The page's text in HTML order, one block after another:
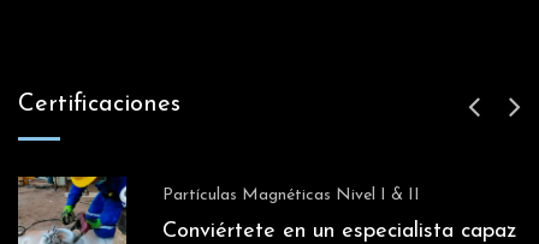
Certificaciones
Partículas Magnéticas Nivel I & II
Conviértete en un especialista capaz